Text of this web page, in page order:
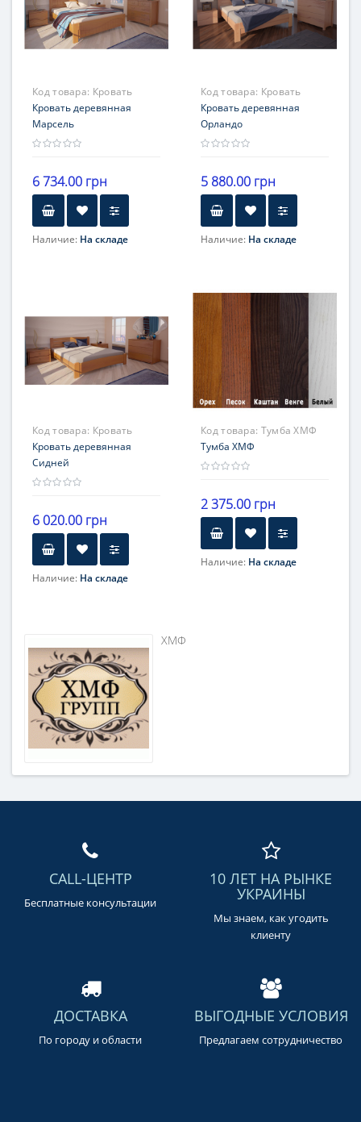
Код товара: Кровать
Марсель
Кровать деревянная
Марсель
6 734.00 грн
Наличие: На складе
Код товара: Кровать
Орландо
Кровать деревянная
Орландо
5 880.00 грн
Наличие: На складе
Код товара: Кровать
Сидней
Кровать деревянная
Сидней
6 020.00 грн
Наличие: На складе
Код товара: Тумба ХМФ
Тумба ХМФ
2 375.00 грн
Наличие: На складе
ХМФ
CALL-ЦЕНТР
Бесплатные консультации
10 ЛЕТ НА РЫНКЕ
УКРАИНЫ
Мы знаем, как угодить
клиенту
ДОСТАВКА
По городу и области
ВЫГОДНЫЕ УСЛОВИЯ
Предлагаем сотрудничество